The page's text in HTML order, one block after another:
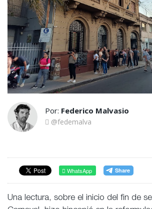
Por: Federico Malvasio
@fedemalva
WhatsApp
Una lectura, sobre el inicio del fin de